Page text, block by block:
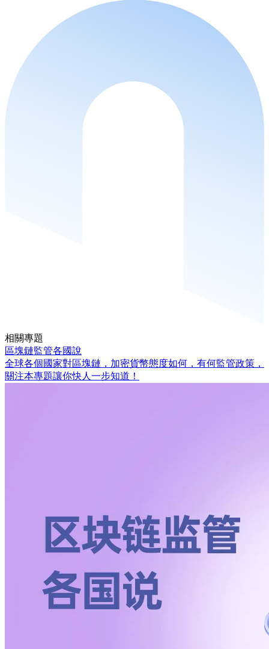
相關專題
區塊鏈監管各國說
全球各個國家對區塊鏈，加密貨幣態度如何，有何監管政策，
關注本專題讓你快人一步知道！